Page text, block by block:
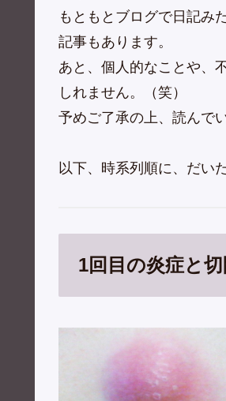
もともとブログで日記み
記事もあります。
あと、個人的なことや、
しれません。（笑）
予めご了承の上、読んで
以下、時系列順に、だい
1回目の炎症と切